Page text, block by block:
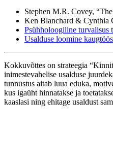
Stephen M.R. Covey,
Ken Blanchard & Cynthia
Psühholoogiline turvalisus
Usalduse loomine kaugtöös
Kokkuvõttes on strateegia
inimestevahelise usalduse
tunnustus aitab luua eduka,
kus igaüht hinnatakse ja
kaaslasi ning ehitage usaldust